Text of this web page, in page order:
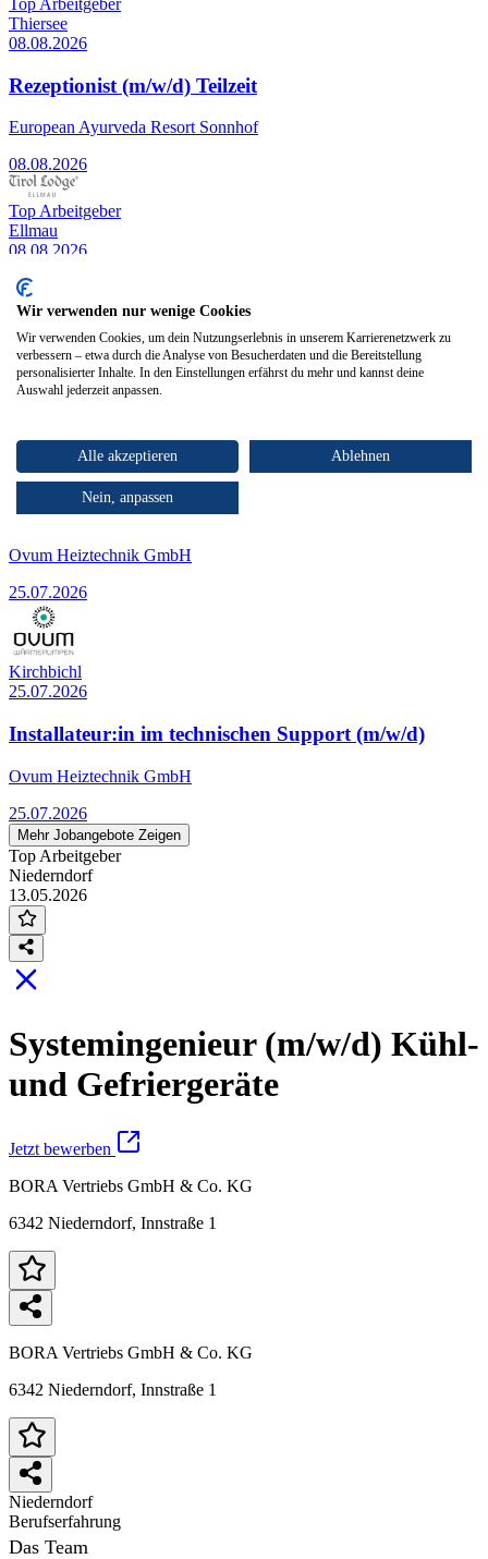
Top Arbeitgeber
Thiersee
08.08.2026
Rezeptionist (m/w/d) Teilzeit
European Ayurveda Resort Sonnhof
08.08.2026
Top Arbeitgeber
Ellmau
08.08.2026
Rezeptionsleitung (m/w/d)
Tirol Lodge Ellmau
08.08.2026
Kirchbichl
25.07.2026
Technische:r Zeichner:in (m/w/d)
Ovum Heiztechnik GmbH
25.07.2026
Kirchbichl
25.07.2026
Installateur:in im technischen Support (m/w/d)
Ovum Heiztechnik GmbH
25.07.2026
Mehr Jobangebote Zeigen
Top Arbeitgeber
Niederndorf
13.05.2026
Systemingenieur (m/w/d) Kühl-
und Gefriergeräte
Jetzt bewerben
BORA Vertriebs GmbH & Co. KG
6342 Niederndorf, Innstraße 1
BORA Vertriebs GmbH & Co. KG
6342 Niederndorf, Innstraße 1
Niederndorf
Berufserfahrung
Das Team
Wir verwenden nur wenige Cookies
Wir verwenden Cookies, um dein Nutzungserlebnis in unserem Karrierenetzwerk zu
verbessern – etwa durch die Analyse von Besucherdaten und die Bereitstellung
personalisierter Inhalte. In den Einstellungen erfährst du mehr und kannst deine
Auswahl jederzeit anpassen.
Alle akzeptieren Ablehnen
Nein, anpassen